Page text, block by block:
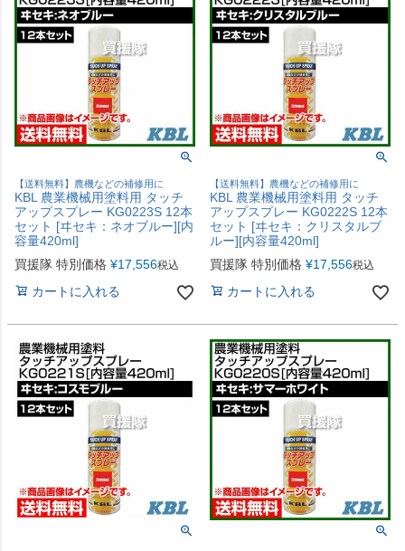
【送料無料】農機などの補修用に
KBL 農業機械用塗料用 タッチ
アップスプレー KG0223S 12本
セット [ヰセキ：ネオブルー][内
容量420ml]
買援隊 特別価格 ¥17,556税込
カートに入れる
【送料無料】農機などの補修用に
KBL 農業機械用塗料用 タッチ
アップスプレー KG0222S 12本
セット [ヰセキ：クリスタルブ
ルー][内容量420ml]
買援隊 特別価格 ¥17,556税込
カートに入れる